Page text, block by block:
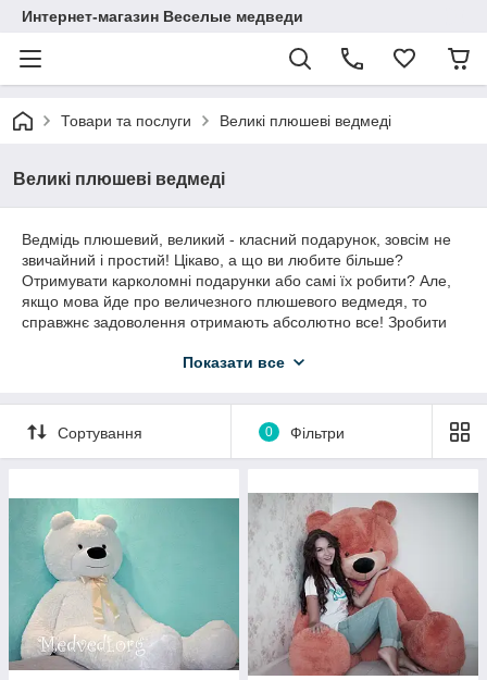
Интернет-магазин Веселые медведи
Товари та послуги Великі плюшеві ведмеді
Великі плюшеві ведмеді
Ведмідь плюшевий, великий - класний подарунок, зовсім не
звичайний і простий! Цікаво, а що ви любите більше?
Отримувати карколомні подарунки або самі їх робити? Але,
якщо мова йде про величезного плюшевого ведмедя, то
справжнє задоволення отримають абсолютно все! Зробити
гарантувати спалах позитивних емоцій та океан захоплення,
ведмідь - і мрії здійснюються, а настрій здоровское! Якщо
комусь не вистачає яскравих і свіженьких ідей, який вибрати
сувенір, і ви хочете викликати вулкан радості, то великий,
шовковиста шерсть, яку так і хочеться погладити рукою! А
уявіть собі, як відпадуть щелепи у гостей, коли на порозі
будинку іменинниці з'явиться таке велике, м'яке і миле чудо?
Цього подарунка здивуються всі!
Не знаєте скільки коштує великий плюшевий ведмідь в
Україні? Дивіться фото та ціни наших великих м'яких
ведмедів нижче.
Також у нас є імаленькі плюшеві ведмедики !
Показати все
Сортування 0 Фільтри